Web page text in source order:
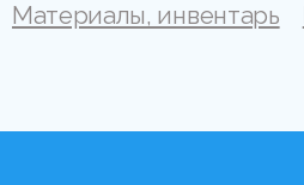
Материалы, инвентарь